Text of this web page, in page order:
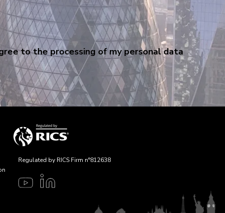
to the processing of my personal data
Regulated by RICS Firm n°812638